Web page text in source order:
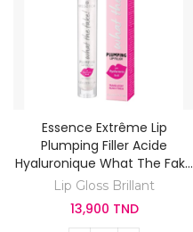
Essence Extrême Lip
Plumping Filler Acide
Hyaluronique What The Fake
! Repulpeur Lèvres Extrême
Lip Gloss Brillant
13,900 TND